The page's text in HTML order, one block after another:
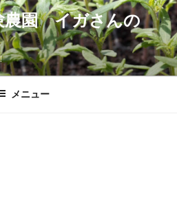
農園 イガさんの
メニュー